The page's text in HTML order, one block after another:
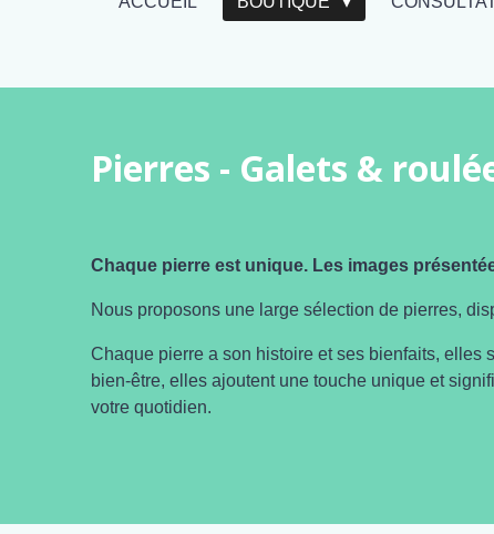
Pierres - Galets &
Chaque pierre est unique. Les images
Nous proposons une large sélection de pierres,
Chaque pierre a son histoire et ses bienfaits, elles
bien-être, elles ajoutent une touche unique et
votre quotidien.